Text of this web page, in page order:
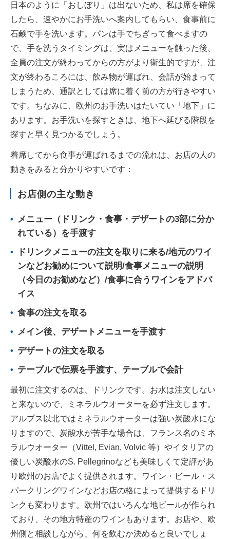
日本のように「おしぼり」は出ないため、私は席を確保
したら、速やかにお手洗いへ案内してもらい、食事前に
石鹸で手を洗います。パンは手でちぎって食べますの
で、手を洗うタイミングは、実はメニューを触った後、
全員の注文が終わってからの方がより衛生的ですが、注
文が終わるころには、飲み物が運ばれ、会話が始まって
しまうため、通訳としては席に着く前の方が行きやすい
です。ちなみに、欧州のお手洗いはたいてい「地下」に
あります。お手洗いを探すときは、地下へ延びる階段を
探すと早く見つかるでしょう。
着席してから食事が運ばれるまでの流れは、お店の人の
動きをみると分かりやすいです：
お店側の主な動き
メニュー（ドリンク・食事・デザートの3部に分か
れている）を手渡す
ドリンクメニューの注文を取りに来る/地元のワイ
ンなどお勧めについて説明/食事メニューの説明
（今日のお勧めなど）/食事に合うワインをアドバ
イス
食事の注文を取る
メイン後、デザートメニューを手渡す
デザートの注文を取る
テーブルで伝票を手渡す、テーブルで会計
最初に注文するのは、ドリンクです。お水は注文しない
と来ないので、ミネラルウオーターを必ず注文します。
アルプス以北ではミネラルウオーターは強い炭酸水にな
りますので、炭酸水が苦手な場合は、フランス名のミネ
ラルウオーター（Vittel, Evian, Volvic 等）やイタリアの
優しい炭酸水のS. Pellegrinoなども美味しくて定評があ
り欧州のお店でよく提供されます。ワイン・ビール・ス
パークリングワインなどお店の格によって提供するドリ
ンクも変わります。欧州ではいろんな地ビールが作られ
ており、その地方特産のワインもあります。お店や、欧
州側と相談しながら、何を飲むか決めると良いでしょ